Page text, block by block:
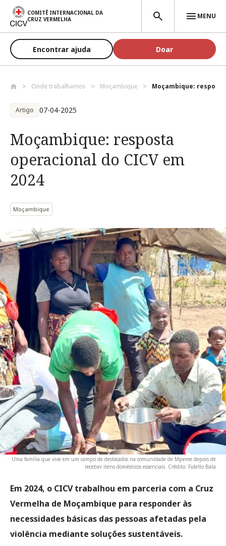
Passar para o conteúdo principal
COMITÊ INTERNACIONAL DA
CRUZ VERMELHA
MENU
Encontrar ajuda Doar
Onde trabalhamos Moçambique Moçambique:
Artigo 07-04-2025
Moçambique: resposta
operacional do CICV em
2024
Moçambique
Uma família que vive em um campo de deslocados na comunidade de Mpeme depois de
receber itens domésticos essenciais. Crédito: Fidelto Bata
Em 2024, o CICV trabalhou em parceria com a Cruz
Vermelha de Moçambique para responder às
necessidades básicas das pessoas afetadas pela
violência mediante soluções sustentáveis.